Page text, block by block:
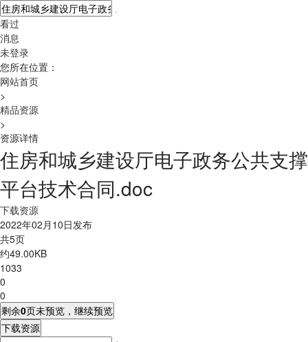
看过
消息
未登录
您所在位置：
网站首页
>
精品资源
>
资源详情
住房和城乡建设厅电子政务公共支撑
平台技术合同.doc
下载资源
2022年02月10日发布
共5页
约49.00KB
1033
0
0
剩余0页未预览，继续预览
下载资源